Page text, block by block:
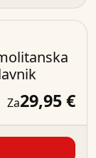
Za29,95 €